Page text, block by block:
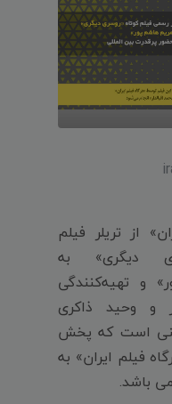
از تریلر فیلم
دیگری» به
و تهیه‌کنندگی
و وحید ذاکری
است که پخش
فیلم ایران» به
می باشد.